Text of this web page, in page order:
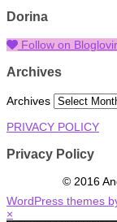
Dorina
Follow on
Archives
Archives
PRIVACY POLICY
Privacy Policy
© 2016
WordPress themes
×